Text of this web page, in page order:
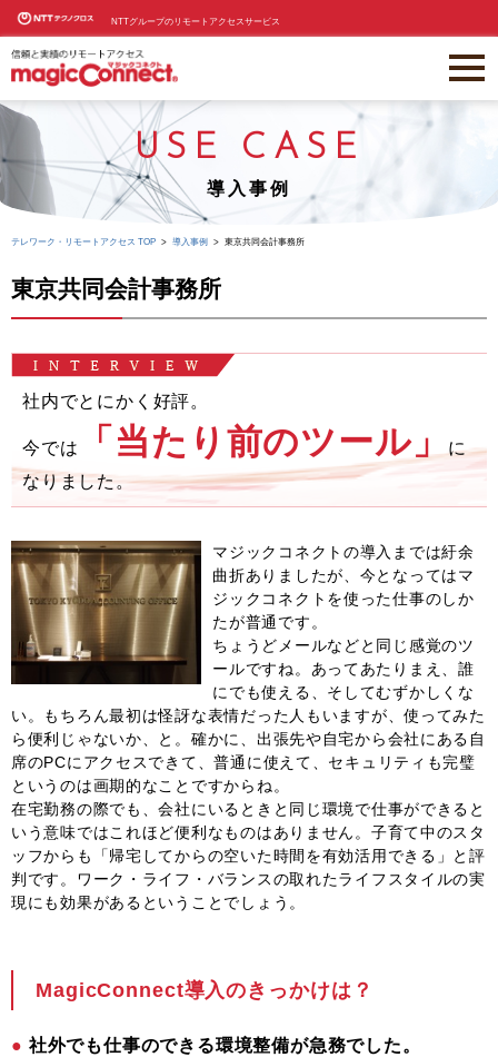
NTTグループのリモートアクセスサービス
USE CASE
導入事例
テレワーク・リモートアクセス TOP 導入事例 東京共同会計事務所
東京共同会計事務所
社内でとにかく好評。
今では 「当たり前のツール」に
なりました。
マジックコネクトの導入までは紆余
曲折ありましたが、今となってはマ
ジックコネクトを使った仕事のしか
たが普通です。
ちょうどメールなどと同じ感覚のツ
ールですね。あってあたりまえ、誰
にでも使える、そしてむずかしくな
い。もちろん最初は怪訝な表情だった人もいますが、使ってみた
ら便利じゃないか、と。確かに、出張先や自宅から会社にある自
席のPCにアクセスできて、普通に使えて、セキュリティも完璧
というのは画期的なことですからね。
在宅勤務の際でも、会社にいるときと同じ環境で仕事ができると
いう意味ではこれほど便利なものはありません。子育て中のスタ
ッフからも「帰宅してからの空いた時間を有効活用できる」と評
判です。ワーク・ライフ・バランスの取れたライフスタイルの実
現にも効果があるということでしょう。
MagicConnect導入のきっかけは？
社外でも仕事のできる環境整備が急務でした。